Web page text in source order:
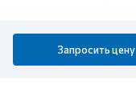
Запросить цену